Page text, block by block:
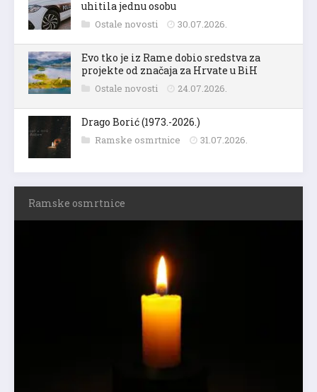
uhitila jednu osobu
Ostale novosti 30.07.2026.
Evo tko je iz Rame dobio sredstva za
projekte od značaja za Hrvate u BiH
Ostale novosti 24.07.2026.
Drago Borić (1973.-2026.)
Ramske osmrtnice 31.07.2026.
Ramske osmrtnice